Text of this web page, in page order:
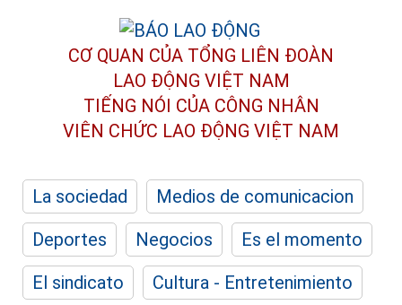
CƠ QUAN CỦA TỔNG LIÊN ĐOÀN
LAO ĐỘNG VIỆT NAM
TIẾNG NÓI CỦA CÔNG NHÂN
VIÊN CHỨC LAO ĐỘNG VIỆT NAM
La sociedad
Medios de comunicacion
Deportes
Negocios
Es el momento
El sindicato
Cultura - Entretenimiento